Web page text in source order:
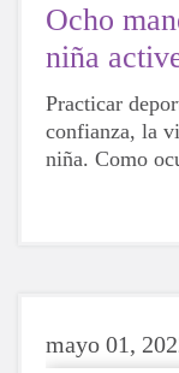
Ocho
niña
Practicar
confianza, la
niña. Como
serán más
significa que
mayo 01,